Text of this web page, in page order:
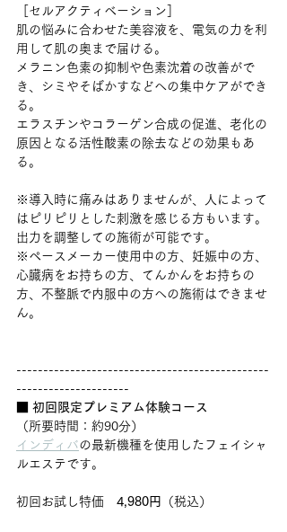
［セルアクティベーション］
肌の悩みに合わせた美容液を、電気の力を利
用して肌の奥まで届ける。
メラニン色素の抑制や色素沈着の改善がで
き、シミやそばかすなどへの集中ケアができ
る。
エラスチンやコラーゲン合成の促進、老化の
原因となる活性酸素の除去などの効果もあ
る。
※導入時に痛みはありませんが、人によって
はピリピリとした刺激を感じる方もいます。
出力を調整しての施術が可能です。
※ペースメーカー使用中の方、妊娠中の方、
心臓病をお持ちの方、てんかんをお持ちの
方、不整脈で内服中の方への施術はできませ
ん。
-----------------------------------------------
---------------------
初回限定プレミアム体験コース
（所要時間：約90分）
インディバの最新機種を使用したフェイシャ
ルエステです。
初回お試し特価 4,980円 （税込）